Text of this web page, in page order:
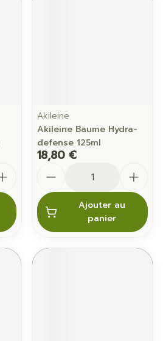
Akileine
Akileine Baume Hydra-
defense 125ml
18,80 €
Ajouter au
panier